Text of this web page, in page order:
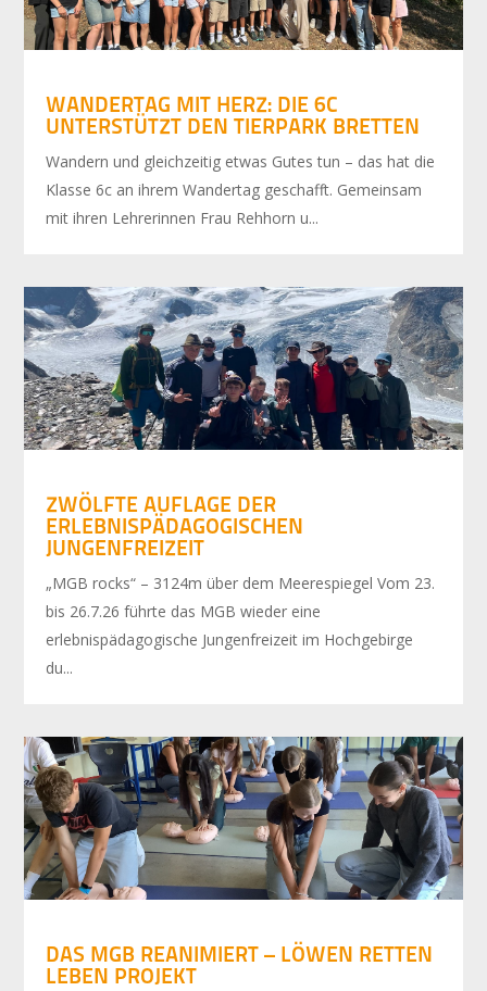
WANDERTAG MIT HERZ: DIE 6C
UNTERSTÜTZT DEN TIERPARK BRETTEN
Wandern und gleichzeitig etwas Gutes tun – das hat die
Klasse 6c an ihrem Wandertag geschafft. Gemeinsam
mit ihren Lehrerinnen Frau Rehhorn u...
ZWÖLFTE AUFLAGE DER
ERLEBNISPÄDAGOGISCHEN
JUNGENFREIZEIT
„MGB rocks“ – 3124m über dem Meerespiegel Vom 23.
bis 26.7.26 führte das MGB wieder eine
erlebnispädagogische Jungenfreizeit im Hochgebirge
du...
DAS MGB REANIMIERT – LÖWEN RETTEN
LEBEN PROJEKT